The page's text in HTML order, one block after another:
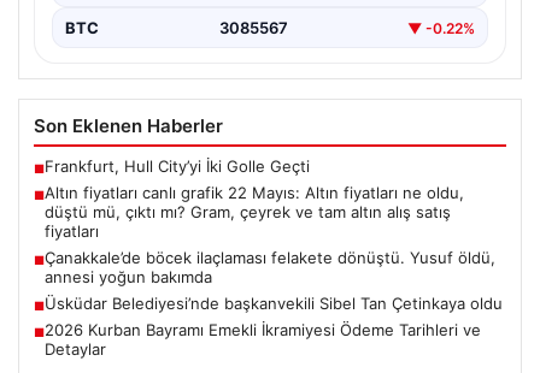
BTC 3085567 ▼ -0.22%
Son Eklenen Haberler
■Frankfurt, Hull City’yi İki Golle Geçti
■Altın fiyatları canlı grafik 22 Mayıs: Altın fiyatları ne oldu,
düştü mü, çıktı mı? Gram, çeyrek ve tam altın alış satış
fiyatları
■Çanakkale’de böcek ilaçlaması felakete dönüştü. Yusuf öldü,
annesi yoğun bakımda
■Üsküdar Belediyesi’nde başkanvekili Sibel Tan Çetinkaya oldu
■2026 Kurban Bayramı Emekli İkramiyesi Ödeme Tarihleri ve
Detaylar